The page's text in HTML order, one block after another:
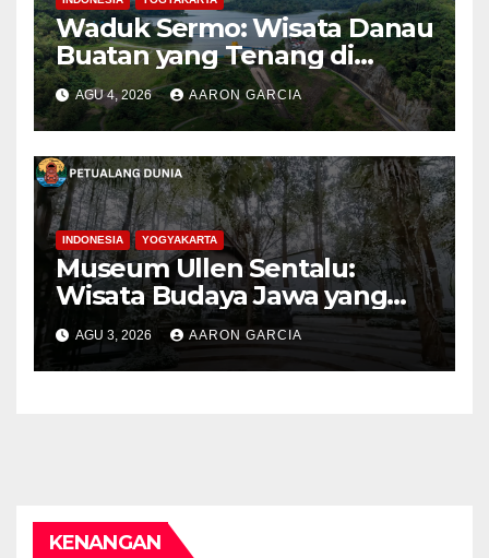
Waduk Sermo: Wisata Danau
Buatan yang Tenang di
Perbukitan Menoreh Kulon
Progo
AGU 4, 2026 AARON GARCIA
INDONESIA YOGYAKARTA
Museum Ullen Sentalu:
Wisata Budaya Jawa yang
Elegan di Lereng Kaliurang
AGU 3, 2026 AARON GARCIA
KENANGAN